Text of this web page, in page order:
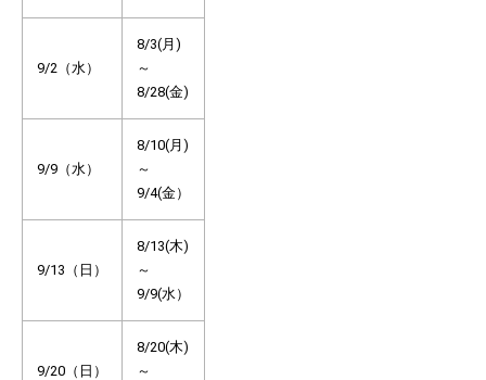
9/2（水）
8/3(月)
～
8/28(金)
9/9（水）
8/10(月)
～
9/4(金）
9/13（日）
8/13(木)
～
9/9(水）
9/20（日）
8/20(木)
～